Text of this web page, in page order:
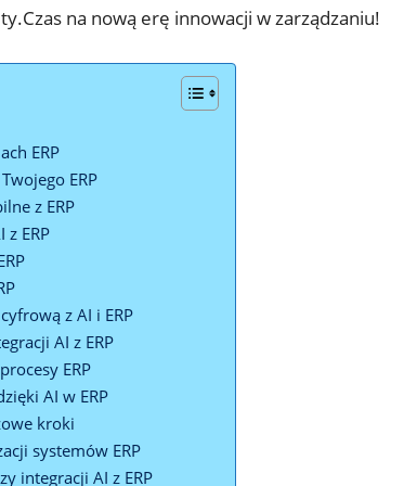
na nową erę innowacji w zarządzaniu!
ERP
ERP
z ERP
ERP
z AI i ERP
AI​ z ERP
ERP
AI w⁤ ERP
kroki
systemów ERP
integracji AI z ERP